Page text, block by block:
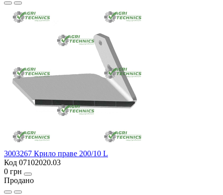
3003267 Крило праве 200/10 L
Код 07102020.03
0 грн
Продано